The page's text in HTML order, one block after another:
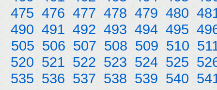
475 476 477 478 479 480
490 491 492 493 494 495
505 506 507 508 509 510
520 521 522 523 524 525
535 536 537 538 539 540